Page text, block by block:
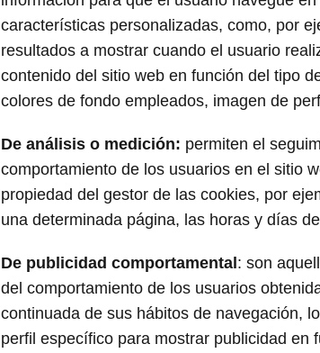
características personalizadas, como, por
resultados a mostrar cuando el usuario
contenido del sitio web en función del tipo
colores de fondo empleados, imagen de
De análisis o medición: permiten el
comportamiento de los usuarios en el sitio
propiedad del gestor de las cookies, por
una determinada página, las horas y días
De publicidad comportamental : son
del comportamiento de los usuarios
continuada de sus hábitos de navegación,
perfil específico para mostrar publicidad en